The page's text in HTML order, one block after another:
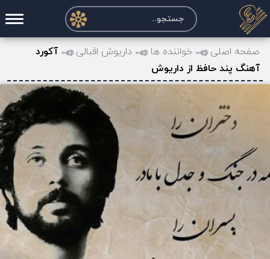
صفحه اصلی
درخواست آکورد
نت و تبلچر
تماس با ما
حساب کاربری
صفحه اصلی خواننده ها داریوش اقبالی
آکورد
آهنگ پند حافظ از داریوش